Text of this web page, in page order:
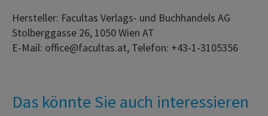
Hersteller: Facultas Verlags- und Buchhandels AG
Stolberggasse 26, 1050 Wien AT
E-Mail: office@facultas.at, Telefon: +43-1-3105356
Das könnte Sie auch interessieren